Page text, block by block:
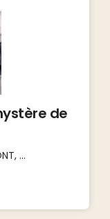
de
...